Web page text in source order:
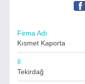
Firma Adı
Kısmet Kaporta
İl
Tekirdağ